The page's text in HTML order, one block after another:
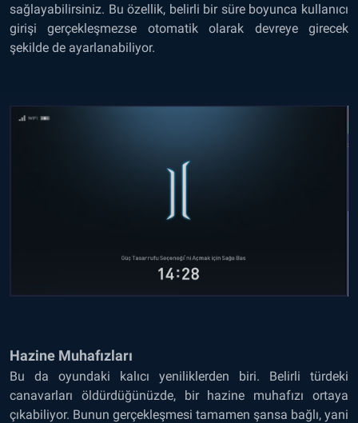
sağlayabilirsiniz. Bu özellik, belirli bir süre boyunca kullanıcı
girişi gerçekleşmezse otomatik olarak devreye girecek
şekilde de ayarlanabiliyor.
Hazine Muhafızları
Bu da oyundaki kalıcı yeniliklerden biri. Belirli türdeki
canavarları öldürdüğünüzde, bir hazine muhafızı ortaya
çıkabiliyor. Bunun gerçekleşmesi tamamen şansa bağlı, yani